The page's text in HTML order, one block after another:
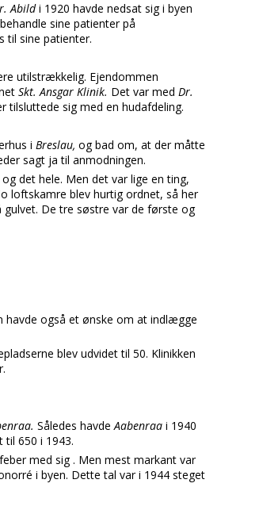
Abildi 1920 havde nedsat sig i byen
sine patienter på
til sine patienter.
utilstrækkelig. Ejendommen
Skt. Ansgar Klinik. Det var med Dr.
tilsluttede sig med en hudafdeling.
i Breslau, og bad om, at der måtte
sagt ja til anmodningen.
det hele. Men det var lige en ting,
loftskamre blev hurtig ordnet, så her
gulvet. De tre søstre var de første og
havde også et ønske om at indlægge
blev udvidet til 50. Klinikken
Således havdeAabenraa i 1940
650 i 1943.
med sig . Men mest markant var
i byen. Dette tal var i 1944 steget